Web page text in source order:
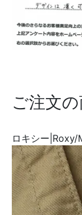
ご注文
ロキシー